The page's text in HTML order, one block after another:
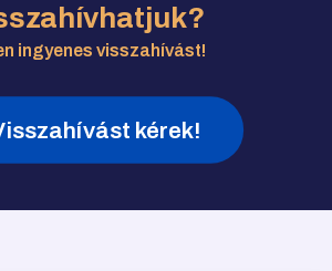
ingyenes visszahívást!
kérek!